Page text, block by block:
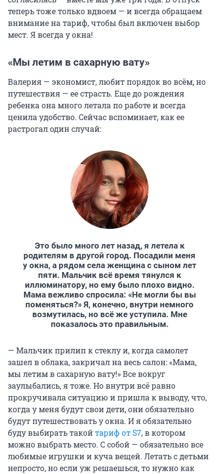
теперь тоже только вдвоем — и всегда обращаем
внимание на тариф, чтобы был включен выбор
мест. Я всегда у окна!
«Мы летим в сахарную вату»
Валерия — экономист, любит порядок во всём, но
путешествия — ее страсть. Еще до рождения
ребенка она много летала по работе и всегда
ценила удобство. Сейчас вспоминает, как ее
растрогал один случай:
Это было много лет назад, я летела к
родителям в другой город. Посадили меня
у окна, а рядом села женщина с сыном лет
пяти. Мальчик всё время тянулся к
иллюминатору, но ему было плохо видно.
Мама вежливо спросила: «Не могли бы вы
поменяться?» Я, конечно, внутри немного
возмутилась, но всё же уступила. Мне
показалось это правильным.
— Мальчик прилип к стеклу и, когда самолет
зашел в облака, закричал на весь салон: «Мама,
мы летим в сахарную вату!» Все вокруг
заулыбались, я тоже. Но внутри всё равно
прокручивала ситуацию и пришла к выводу, что,
когда у меня будут свои дети, они обязательно
будут путешествовать у окна. И я обязательно
буду выбирать такойтариф от S7, в котором
можно выбрать место. С собой — обязательно все
любимые игрушки и куча вещей. Летать с детьми
непросто, но если уж решаешься, то нужно как